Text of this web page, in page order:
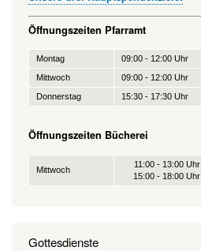
Öffnungszeiten Pfarramt
Montag
09:00 - 12:00 Uhr
Mittwoch
09:00 - 12:00 Uhr
Donnerstag
15:30 - 17:30 Uhr
Öffnungszeiten Bücherei
Mittwoch
11:00 - 13:00 Uhr
15:00 - 18:00 Uhr
Gottesdienste